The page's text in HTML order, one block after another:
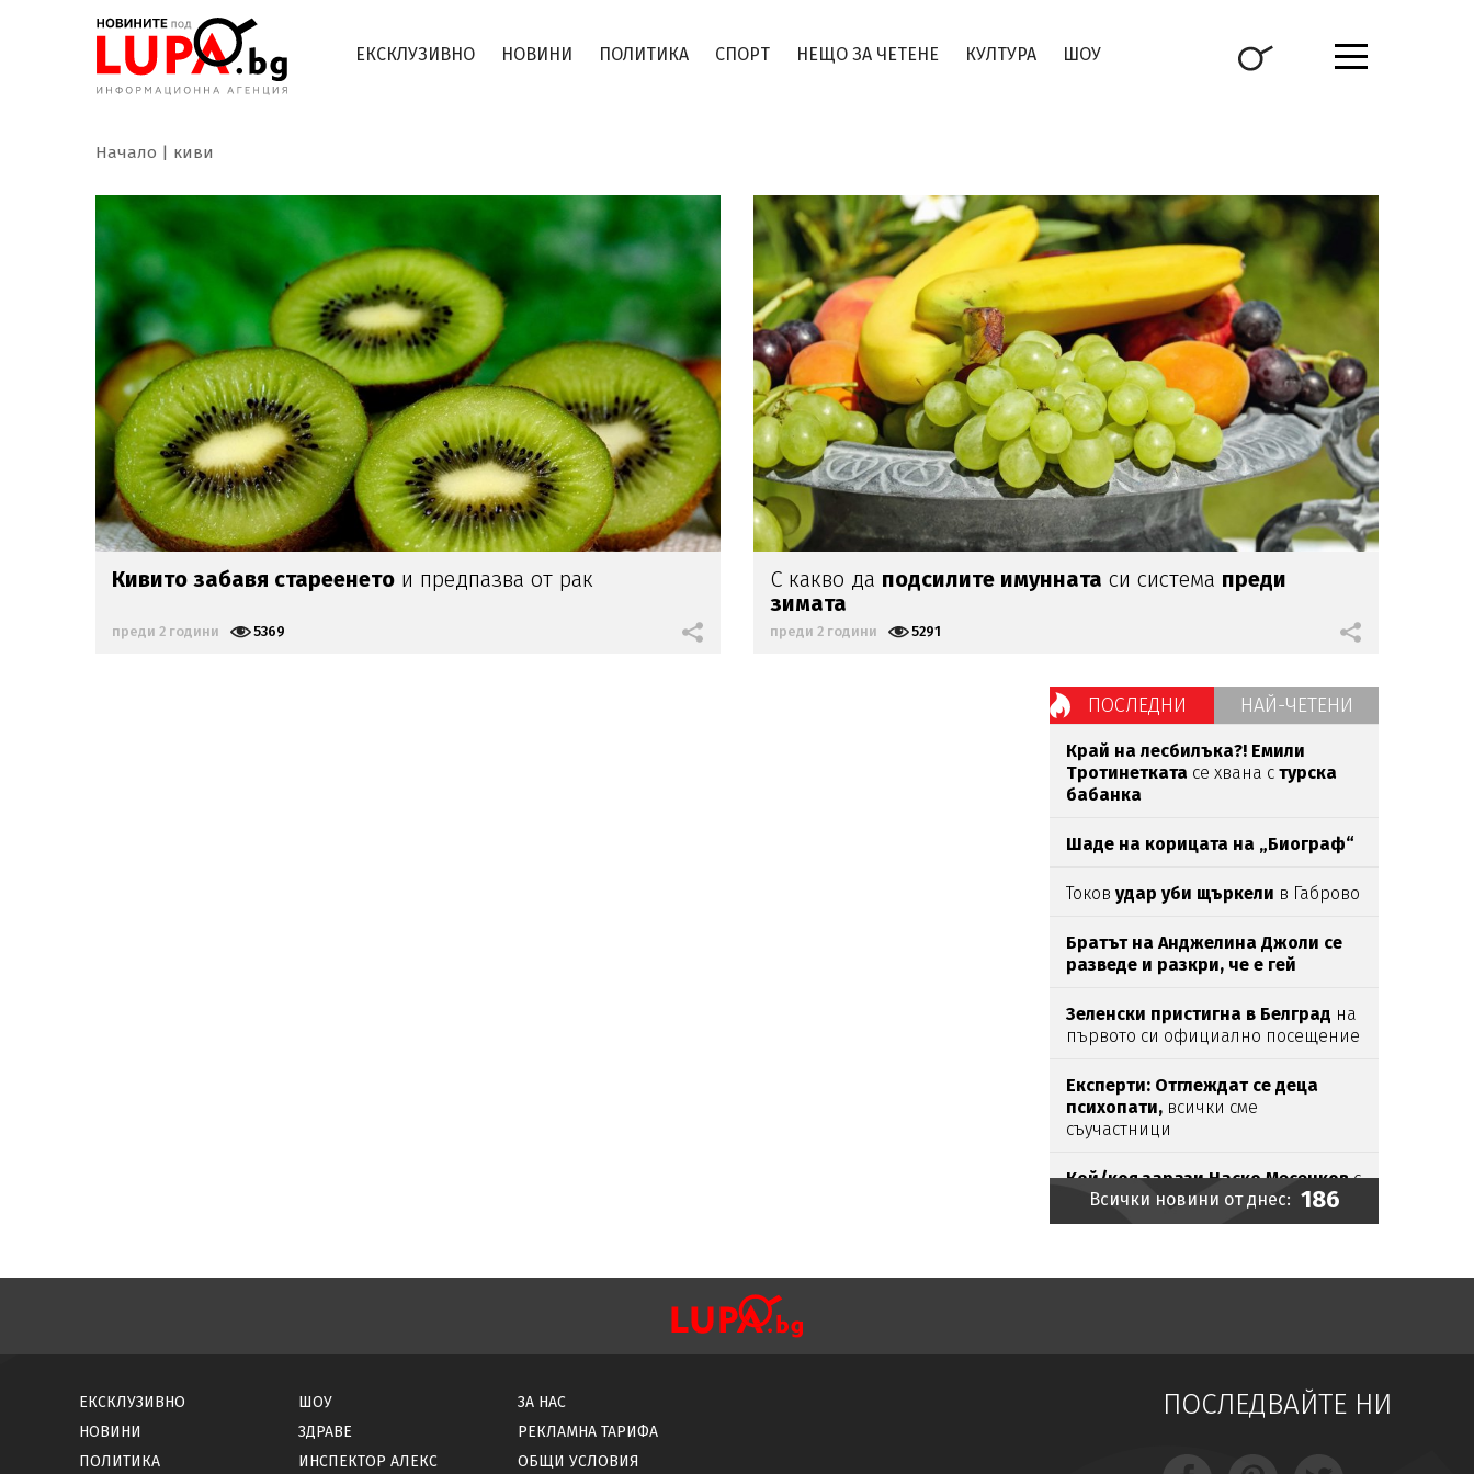
ЕКСКЛУЗИВНО НОВИНИ ПОЛИТИКА СПОРТ НЕЩО ЗА ЧЕТЕНЕ КУЛТУРА ШОУ
Начало киви
Кивито забавя стареенето и предпазва от рак
преди 2 години 5369
С какво да подсилите имунната си система преди
зимата
преди 2 години 5291
ПОСЛЕДНИ НАЙ-ЧЕТЕНИ
Край на лесбилъка?! Емили
Тротинетката се хвана с турска
бабанка
Шаде на корицата на „Биограф“
Токов удар уби щъркели в Габрово
Братът на Анджелина Джоли се
разведе и разкри, че е гей
Зеленски пристигна в Белград на
първото си официално посещение
Експерти: Отглеждат се деца
психопати, всички сме
съучастници
Кой/коя зарази Наско Месечковс
"вируса на целувката"?
Защо през лятото зачестяват
Всички новини от днес: 186
ЕКСКЛУЗИВНО
НОВИНИ
ПОЛИТИКА
ШОУ
ЗДРАВЕ
ИНСПЕКТОР АЛЕКС
ЗА НАС
РЕКЛАМНА ТАРИФА
ОБЩИ УСЛОВИЯ
ПОСЛЕДВАЙТЕ НИ